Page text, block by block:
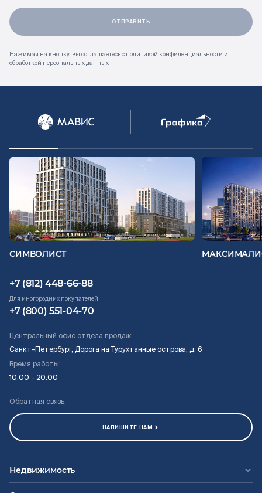
Нажимая на кнопку, вы соглашаетесь с политикой конфиденциальности и
обработкой персональных данных
СИМВОЛИСТ
+7 (812) 448-66-88
Для иногородних покупателей:
+7 (800) 551-04-70
Центральный офис отдела продаж:
Санкт-Петербург, Дорога на Турухтанные острова, д. 6
Время работы:
10:00 - 20:00
Обратная связь:
НАПИШИТЕ НАМ
Недвижимость